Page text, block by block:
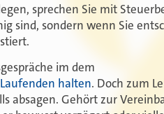
sprechen Sie mit
sind, sondern wenn Sie
im dem
halten. Doch zum
absagen. Gehört zur